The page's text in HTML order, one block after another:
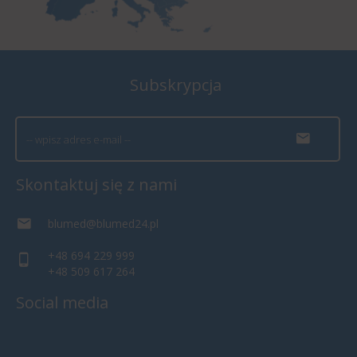
Subskrypcja
Skontaktuj się z nami
blumed@blumed24.pl
+48 694 229 999
+48 509 617 264
Social media